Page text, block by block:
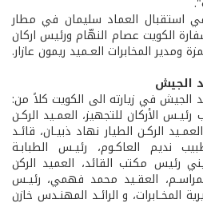
استقبال العماد سليمان في مطار
الكويت عصام النهّام ورئيس اركان
ومدير المخابرات العـميد ريمون عازار.
الجيش
الجيش في زيارته الى الكويت كلاً من:
رئيـس الأركان للتجهيز، العمـيد الركـن
الركـن الطيار نهاد ذبيـان، قائـد
نديم العاكـوم، رئيـس الطبابـة
رئيس مكتب القائد، العميد الركن
العقـيد محمد فهمي، رئيـس
المخـابرات، و الرائـد المهنـدس خازن